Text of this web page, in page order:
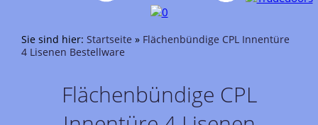
Sie sind hier: Startseite » Flächenbündige CPL Innentüre
4 Lisenen Bestellware
Flächenbündige CPL